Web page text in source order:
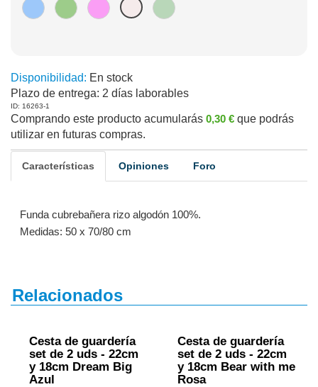
Disponibilidad: En stock
Plazo de entrega: 2 días laborables
ID: 16263-1
Comprando este producto acumularás 0,30 € que podrás
utilizar en futuras compras.
Características Opiniones Foro
Funda cubrebañera rizo algodón 100%.
Medidas: 50 x 70/80 cm
Relacionados
Cesta de guardería
set de 2 uds - 22cm
y 18cm Dream Big
Azul
Cesta de guardería
set de 2 uds - 22cm
y 18cm Bear with me
Rosa